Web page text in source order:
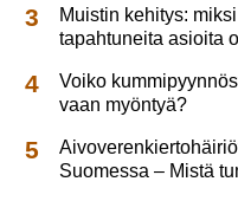
Muistin kehitys:
tapahtuneita asioita
Voiko
vaan myöntyä?
Suomessa – Mistä